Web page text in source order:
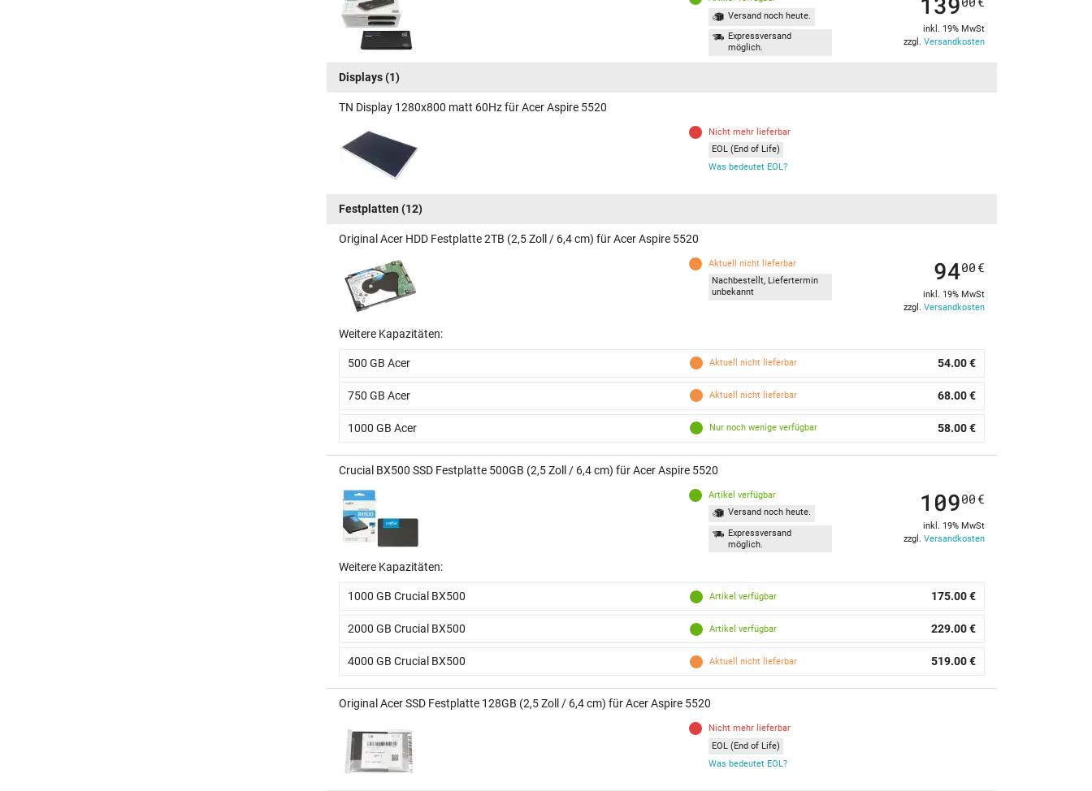
Versand noch heute.
Expressversand
möglich.
inkl. 19% MwSt
zzgl. Versandkosten
Displays(1)
TN Display 1280x800 matt 60Hz für Acer Aspire 5520
Nicht mehr lieferbar
EOL (End of Life)
Was bedeutet EOL?
Festplatten (12)
Original Acer HDD Festplatte 2TB (2,5 Zoll / 6,4 cm) für Acer Aspire 5520
Aktuell nicht lieferbar
Nachbestellt, Liefertermin
unbekannt
9400 €
inkl. 19% MwSt
zzgl. Versandkosten
Weitere Kapazitäten:
500 GB Acer Aktuell nicht lieferbar 54.00 €
750 GB Acer Aktuell nicht lieferbar 68.00 €
1000 GB Acer Nur noch wenige verfügbar 58.00 €
Crucial BX500 SSD Festplatte 500GB (2,5 Zoll / 6,4 cm) für Acer Aspire 5520
Artikel verfügbar
Versand noch heute.
Expressversand
möglich.
10900 €
inkl. 19% MwSt
zzgl. Versandkosten
Weitere Kapazitäten:
1000 GB Crucial BX500 Artikel verfügbar 175.00 €
2000 GB Crucial BX500 Artikel verfügbar 229.00 €
4000 GB Crucial BX500 Aktuell nicht lieferbar 519.00 €
Original Acer SSD Festplatte 128GB (2,5 Zoll / 6,4 cm) für Acer Aspire 5520
Nicht mehr lieferbar
EOL (End of Life)
Was bedeutet EOL?